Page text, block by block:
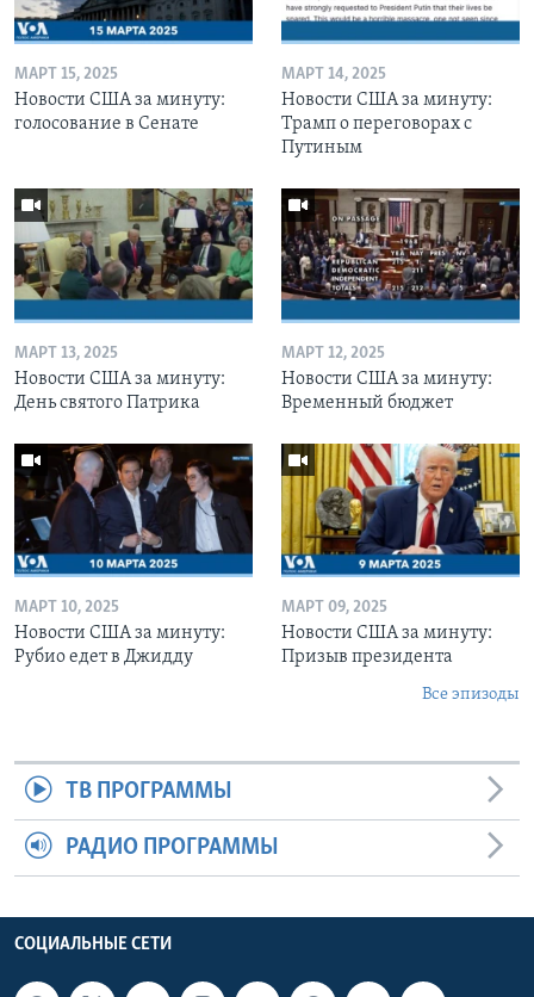
МАРТ 15, 2025
Новости США за минуту:
голосование в Сенате
МАРТ 14, 2025
Новости США за минуту:
Трамп о переговорах с
Путиным
МАРТ 13, 2025
Новости США за минуту:
День святого Патрика
МАРТ 12, 2025
Новости США за минуту:
Временный бюджет
МАРТ 10, 2025
Новости США за минуту:
Рубио едет в Джидду
МАРТ 09, 2025
Новости США за минуту:
Призыв президента
Все эпизоды
ТВ ПРОГРАММЫ
РАДИО ПРОГРАММЫ
СОЦИАЛЬНЫЕ СЕТИ